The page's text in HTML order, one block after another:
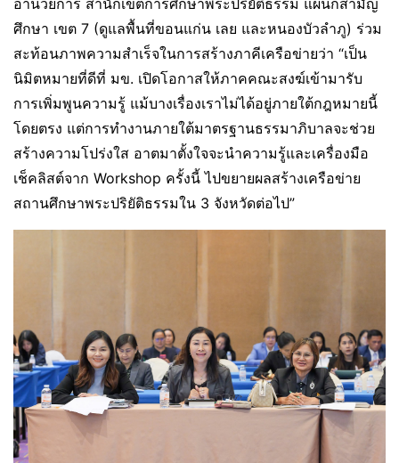
อำนวยการ สำนักเขตการศึกษาพระปริยัติธรรม แผนกสามัญ
ศึกษา เขต 7 (ดูแลพื้นที่ขอนแก่น เลย และหนองบัวลำภู) ร่วม
สะท้อนภาพความสำเร็จในการสร้างภาคีเครือข่ายว่า “เป็น
นิมิตหมายที่ดีที่ มข. เปิดโอกาสให้ภาคคณะสงฆ์เข้ามารับ
การเพิ่มพูนความรู้ แม้บางเรื่องเราไม่ได้อยู่ภายใต้กฎหมายนี้
โดยตรง แต่การทำงานภายใต้มาตรฐานธรรมาภิบาลจะช่วย
สร้างความโปร่งใส อาตมาตั้งใจจะนำความรู้และเครื่องมือ
เช็คลิสต์จาก Workshop ครั้งนี้ ไปขยายผลสร้างเครือข่าย
สถานศึกษาพระปริยัติธรรมใน 3 จังหวัดต่อไป”